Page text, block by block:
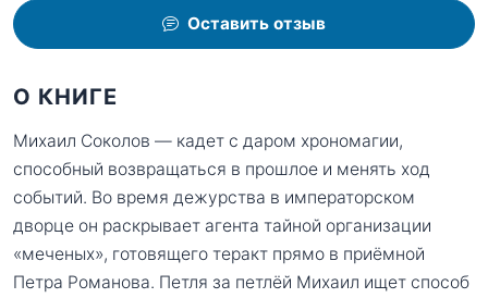
Оставить отзыв
О КНИГЕ
Михаил Соколов — кадет с даром хрономагии,
способный возвращаться в прошлое и менять ход
событий. Во время дежурства в императорском
дворце он раскрывает агента тайной организации
«меченых», готовящего теракт прямо в приёмной
Петра Романова. Петля за петлёй Михаил ищет способ